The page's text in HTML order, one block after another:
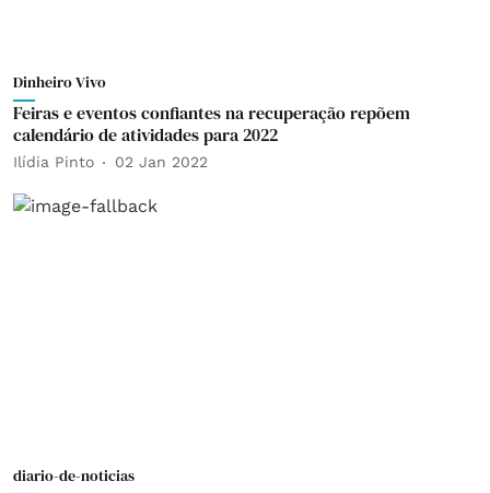
Dinheiro Vivo
Feiras e eventos confiantes na recuperação repõem
calendário de atividades para 2022
Ilídia Pinto 02 Jan 2022
diario-de-noticias